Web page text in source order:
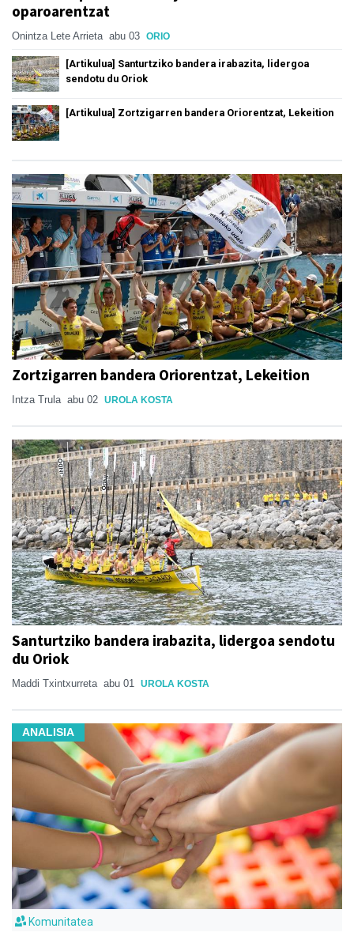
oparoarentzat
Onintza Lete Arrieta abu 03 ORIO
[Artikulua] Santurtziko bandera irabazita, lidergoa
sendotu du Oriok
[Artikulua] Zortzigarren bandera Oriorentzat, Lekeition
Zortzigarren bandera Oriorentzat, Lekeition
Intza Trula abu 02 UROLA KOSTA
Santurtziko bandera irabazita, lidergoa sendotu
du Oriok
Maddi Txintxurreta abu 01 UROLA KOSTA
ANALISIA
Komunitatea